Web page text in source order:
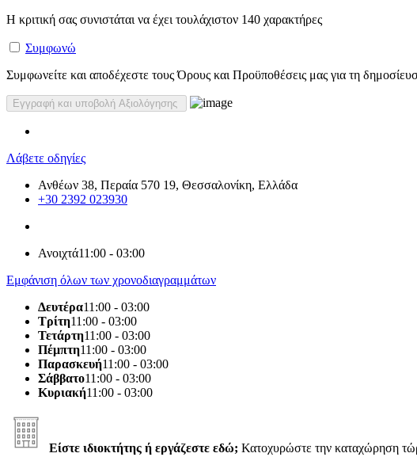
Η κριτική σας συνιστάται να έχει τουλάχιστον 140 χαρακτήρες
Συμφωνώ
Συμφωνείτε και αποδέχεστε τους Όρους και Προϋποθέσεις μας για τη
Λάβετε οδηγίες
Ανθέων 38, Περαία 570 19, Θεσσαλονίκη, Ελλάδα
+30 2392 023930
Ανοιχτά11:00 - 03:00
Εμφάνιση όλων των χρονοδιαγραμμάτων
Δευτέρα11:00 - 03:00
Τρίτη11:00 - 03:00
Τετάρτη11:00 - 03:00
Πέμπτη11:00 - 03:00
Παρασκευή11:00 - 03:00
Σάββατο11:00 - 03:00
Κυριακή11:00 - 03:00
Είστε ιδιοκτήτης ή εργάζεστε εδώ; Κατοχυρώστε την καταχώρηση